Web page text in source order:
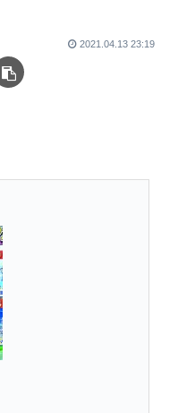
2021.04.13 23:19